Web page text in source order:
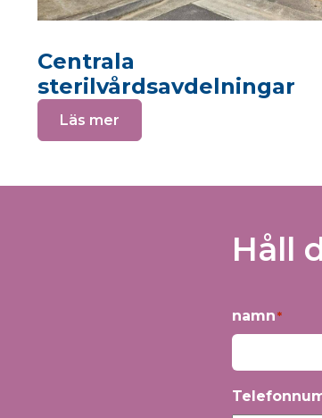
Centrala
sterilvårdsavdelningar
Läs mer
Håll
namn*